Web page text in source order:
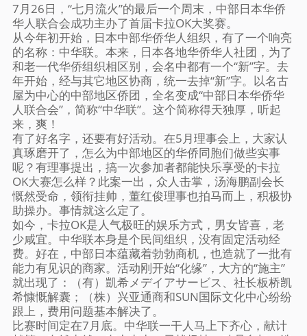
7月26日，“七月流火”的最后一个周末，中部日本华侨
华人联合会成功主办了首届卡拉OK大奖赛。
从今年初开始，日本中部华侨华人组织，有了一个响亮
的名称：中华联。本来，日本各地华侨华人社团，为了
和老一代华侨组织相区别，会名中都有一个“新”字。去
年开始，经与其它地区协商，统一去掉“新”字。以名古
屋为中心的中部地区侨团，全名变成“中部日本华侨华
人联合会”，简称“中华联”。这个简称得天独厚，听起
来，爽！
有了好名字，还要有好活动。在5月理事会上，大家认
真琢磨开了，怎么为中部地区的华侨同胞们做些实事
呢？有理事提出，搞一次参加者都能快乐享受的卡拉
OK大赛怎么样？此案一出，众人击掌，汤海鹏副会长
慨然受命，领衔挂帅，董红俊理事也拍马而上，积极协
助操办。事情就这么定了。
如今，卡拉OK是人气极旺的娱乐方式，男女皆喜，老
少咸宜。中华联本身是个民间组织，没有固定活动经
费。好在，中部日本蕴藏着勃勃商机，也造就了一批有
能力有见识的商家。活动刚开始“化缘”，大方的“施主”
就出现了：（有）凱希メデイアサービス、社长板桥凯
希慷慨解囊；（株）兴亚通商和SUN国际文化中心纷纷
跟上，费用问题基本解决了。
比赛时间定在7月底。中华联一干人马上下齐心，献计